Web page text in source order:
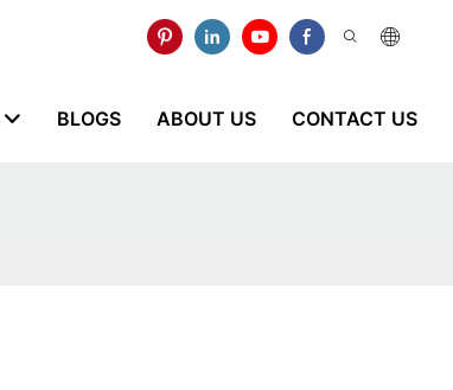
BLOGS ABOUT US CONTACT US